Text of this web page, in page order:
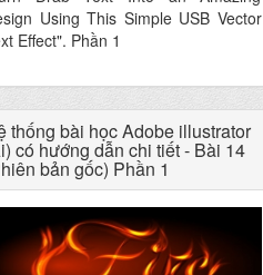
Using This Simple USB Vector
Effect". Phần 1
thống bài học Adobe illustrator
có hướng dẫn chi tiết - Bài 14
bản gốc) Phần 1